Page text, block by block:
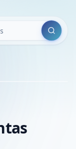
Buscar